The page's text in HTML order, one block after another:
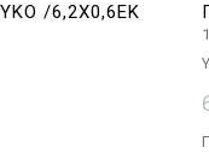
/6,2Χ0,6ΕΚ